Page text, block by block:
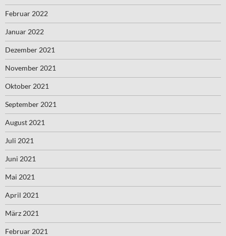
Februar 2022
Januar 2022
Dezember 2021
November 2021
Oktober 2021
September 2021
August 2021
Juli 2021
Juni 2021
Mai 2021
April 2021
März 2021
Februar 2021